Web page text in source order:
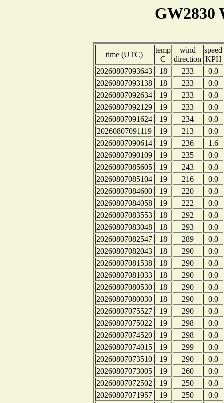
GW2830
time (UTC)
temp
C
wind
direction
speed
KPH
20260807093643
18 233
0.0
20260807093138
18 233
0.0
20260807092634
19 233
0.0
20260807092129
19 233
0.0
20260807091624
19 234
0.0
20260807091119
19 213
0.0
20260807090614
19 236
1.6
20260807090109
19 235
0.0
20260807085605
19 243
0.0
20260807085104
19 216
0.0
20260807084600
19 220
0.0
20260807084058
19 222
0.0
20260807083553
18 292
0.0
20260807083048
18 293
0.0
20260807082547
18 289
0.0
20260807082043
18 290
0.0
20260807081538
18 290
0.0
20260807081033
18 290
0.0
20260807080530
18 290
0.0
20260807080030
18 290
0.0
20260807075527
19 290
0.0
20260807075022
19 298
0.0
20260807074520
19 298
0.0
20260807074015
19 299
0.0
20260807073510
19 290
0.0
20260807073005
19 260
0.0
20260807072502
19 250
0.0
20260807071957
19 250
0.0